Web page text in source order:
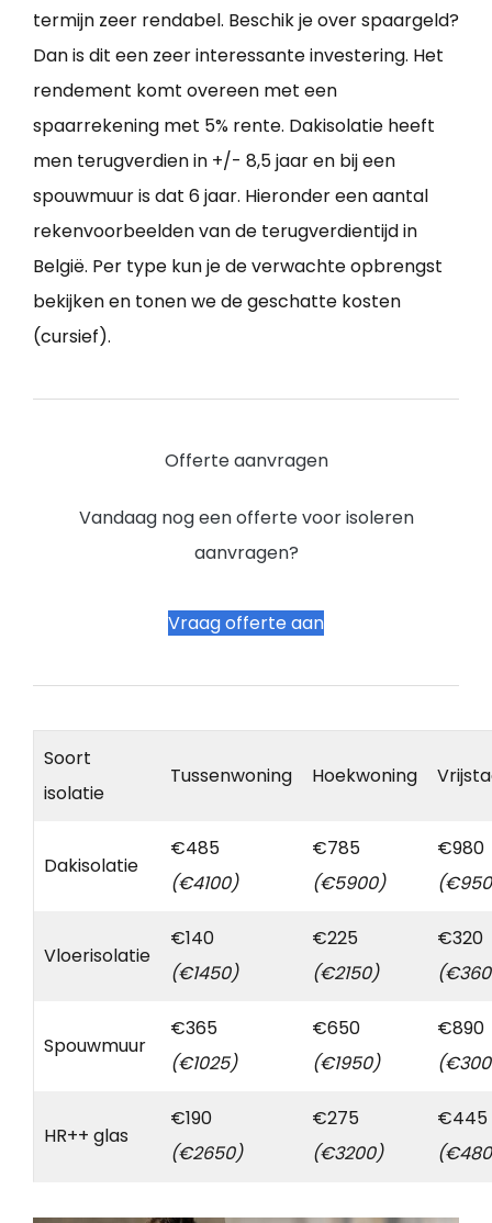
termijn zeer rendabel. Beschik je over spaargeld?
Dan is dit een zeer interessante investering. Het
rendement komt overeen met een
spaarrekening met 5% rente. Dakisolatie heeft
men terugverdien in +/- 8,5 jaar en bij een
spouwmuur is dat 6 jaar. Hieronder een aantal
rekenvoorbeelden van de terugverdientijd in
België. Per type kun je de verwachte opbrengst
bekijken en tonen we de geschatte kosten
(cursief).
Offerte aanvragen
Vandaag nog een offerte voor isoleren
aanvragen?
Vraag offerte aan
Soort
isolatie
Tussenwoning Hoekwoning
Dakisolatie
€485
(€4100)
€785
(€5900)
€980
Vloerisolatie
€140
(€1450)
€225
(€2150)
€320
Spouwmuur
€365
(€1025)
€650
(€1950)
€890
HR++ glas
€190
(€2650)
€275
(€3200)
€445